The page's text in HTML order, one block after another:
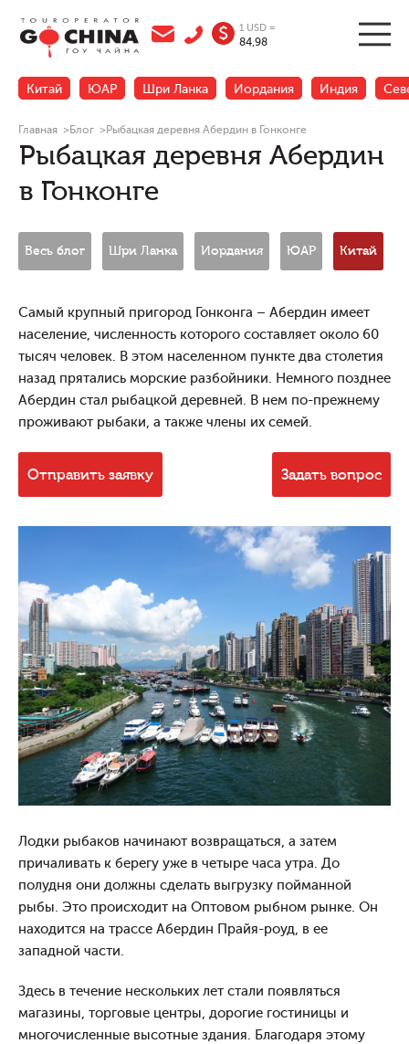
$ 1 USD =
84,98
Китай ЮАР Шри Ланка Иордания Индия
Главная >Блог >Рыбацкая деревня Абердин в Гонконге
Рыбацкая деревня Абердин
в Гонконге
Весь блог Шри Ланка Иордания ЮАР Китай
Самый крупный пригород Гонконга – Абердин имеет
население, численность которого составляет около 60
тысяч человек. В этом населенном пункте два столетия
назад прятались морские разбойники. Немного позднее
Абердин стал рыбацкой деревней. В нем по-прежнему
проживают рыбаки, а также члены их семей.
Отправить заявку Задать вопрос
Лодки рыбаков начинают возвращаться, а затем
причаливать к берегу уже в четыре часа утра. До
полудня они должны сделать выгрузку пойманной
рыбы. Это происходит на Оптовом рыбном рынке. Он
находится на трассе Абердин Прайя-роуд, в ее
западной части.
Здесь в течение нескольких лет стали появляться
магазины, торговые центры, дорогие гостиницы и
многочисленные высотные здания. Благодаря этому